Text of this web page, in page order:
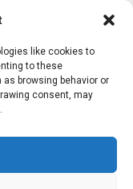
like cookies to
to these
browsing behavior or
consent, may